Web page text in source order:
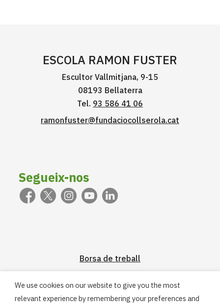
ESCOLA RAMON FUSTER
Escultor Vallmitjana, 9-15
08193 Bellaterra
Tel. 93 586 41 06
ramonfuster@fundaciocollserola.cat
Segueix-nos
Borsa de treball
Pràcticum
We use cookies on our website to give you the most
relevant experience by remembering your preferences and